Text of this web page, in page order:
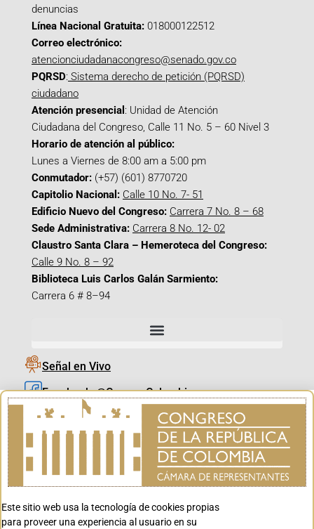
denuncias
Línea Nacional Gratuita: 018000122512
Correo electrónico:
atencionciudadanacongreso@senado.gov.co
PQRSD: Sistema derecho de petición (PQRSD)
ciudadano
Atención presencial : Unidad de Atención
Ciudadana del Congreso, Calle 11 No. 5 – 60 Nivel 3
Horario de atención al público:
Lunes a Viernes de 8:00 am a 5:00 pm
Conmutador: (+57) (601) 8770720
Capitolio Nacional: Calle 10 No. 7- 51
Edificio Nuevo del Congreso: Carrera 7 No. 8 – 68
Sede Administrativa: Carrera 8 No. 12- 02
Claustro Santa Clara – Hemeroteca del Congreso:
Calle 9 No. 8 – 92
Biblioteca Luis Carlos Galán Sarmiento:
Carrera 6 # 8–94
Señal en Vivo
Facebook_@CamaraColombia
Instagram_@CamaraColombia
X_@CamaraColombia
Youtube_@CamaraColombia
Youtube_@CanalCongreso
Este sitio web usa la tecnología de cookies propias
para proveer una experiencia al usuario en su